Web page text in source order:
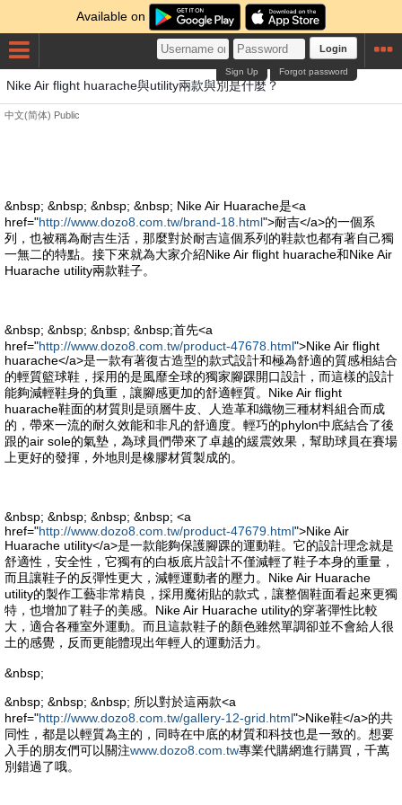
Available on
Login
Forgot password
Sign Up
Nike Air flight huarache與utility兩款與別是什麼？
中文(简体) Public
&nbsp; &nbsp; &nbsp; &nbsp; Nike Air Huarache是<a
href="http://www.dozo8.com.tw/brand-18.html">耐吉</a>的一個系
列，也被稱為耐吉生活，那麼對於耐吉這個系列的鞋款也都有著自己獨
一無二的特點。接下來就為大家介紹Nike Air flight huarache和Nike Air
Huarache utility兩款鞋子。
&nbsp; &nbsp; &nbsp; &nbsp;首先<a
href="http://www.dozo8.com.tw/product-47678.html">Nike Air flight
huarache</a>是一款有著復古造型的款式設計和極為舒適的質感相結合
的輕質籃球鞋，採用的是風靡全球的獨家腳踝開口設計，而這樣的設計
能夠減輕鞋身的負重，讓腳感更加的舒適輕質。Nike Air flight
huarache鞋面的材質則是頭層牛皮、人造革和織物三種材料組合而成
的，帶來一流的耐久效能和非凡的舒適度。輕巧的phylon中底結合了後
跟的air sole的氣墊，為球員們帶來了卓越的緩震效果，幫助球員在賽場
上更好的發揮，外地則是橡膠材質製成的。
&nbsp; &nbsp; &nbsp; &nbsp; <a
href="http://www.dozo8.com.tw/product-47679.html">Nike Air
Huarache utility</a>是一款能夠保護腳踝的運動鞋。它的設計理念就是
舒適性，安全性，它獨有的白板底片設計不僅減輕了鞋子本身的重量，
而且讓鞋子的反彈性更大，減輕運動者的壓力。Nike Air Huarache
utility的製作工藝非常精良，採用魔術貼的款式，讓整個鞋面看起來更獨
特，也增加了鞋子的美感。Nike Air Huarache utility的穿著彈性比較
大，適合各種室外運動。而且這款鞋子的顏色雖然單調卻並不會給人很
土的感覺，反而更能體現出年輕人的運動活力。
&nbsp;
&nbsp; &nbsp; &nbsp; 所以對於這兩款<a
href="http://www.dozo8.com.tw/gallery-12-grid.html">Nike鞋</a>的共
同性，都是以輕質為主的，同時在中底的材質和科技也是一致的。想要
入手的朋友們可以關注www.dozo8.com.tw專業代購網進行購買，千萬
別錯過了哦。